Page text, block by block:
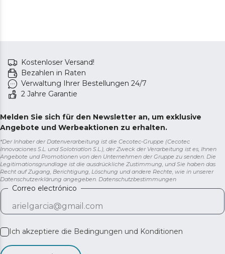
Kostenloser Versand!
Bezahlen in Raten
Verwaltung Ihrer Bestellungen 24/7
2 Jahre Garantie
Melden Sie sich für den Newsletter an, um exklusive
Angebote und Werbeaktionen zu erhalten.
*Der Inhaber der Datenverarbeitung ist die Cecotec-Gruppe (Cecotec
Innovaciones S.L. und Solotriatlon S.L.), der Zweck der Verarbeitung ist es, Ihnen
Angebote und Promotionen von den Unternehmen der Gruppe zu senden. Die
Legitimationsgrundlage ist die ausdrückliche Zustimmung, und Sie haben das
Recht auf Zugang, Berichtigung, Löschung und andere Rechte, wie in unserer
Datenschutzerklärung angegeben. Datenschutzbestimmungen
Correo electrónico
Ich akzeptiere die Bedingungen und Konditionen